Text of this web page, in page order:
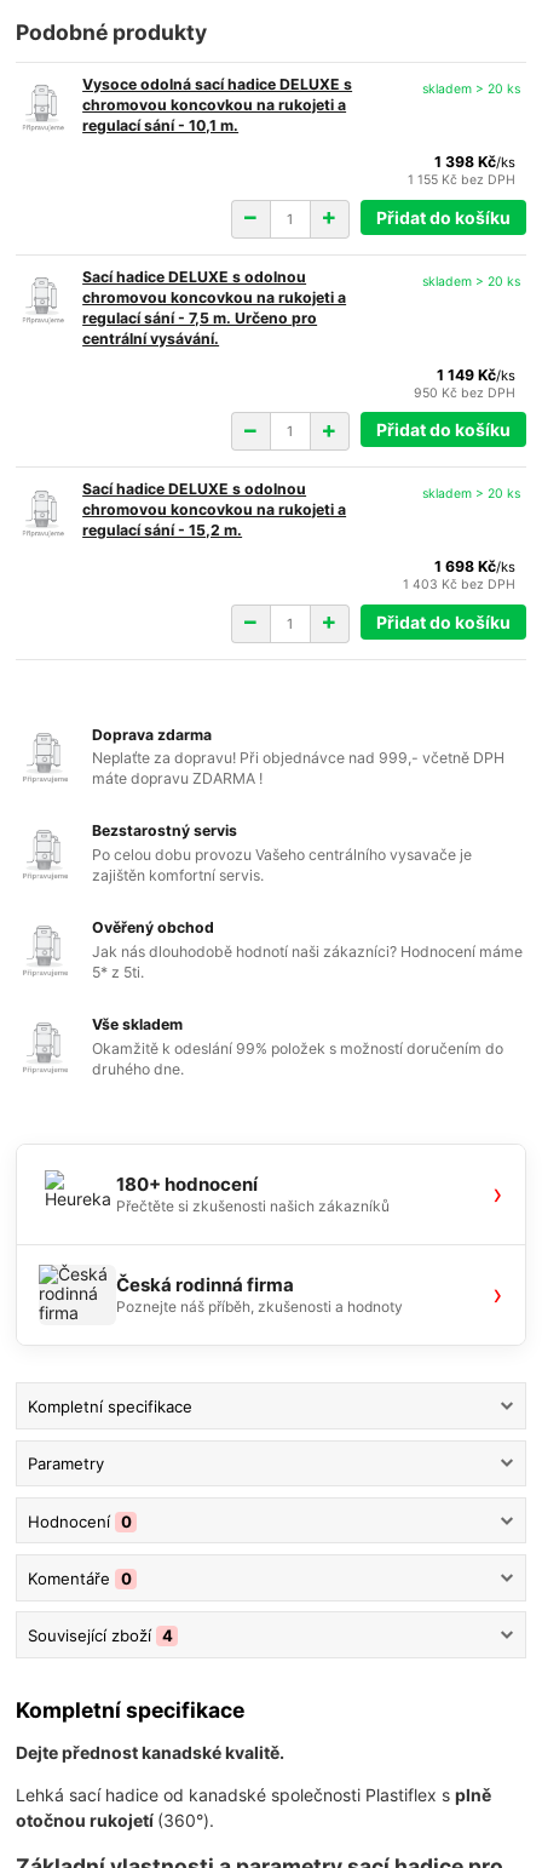
Podobné produkty
Vysoce odolná sací hadice DELUXE s
chromovou koncovkou na rukojeti a
regulací sání - 10,1 m.
1 398 Kč/ks
1 155 Kč bez DPH
skladem > 20 ks
Přidat do košíku
Sací hadice DELUXE s odolnou
chromovou koncovkou na rukojeti a
regulací sání - 7,5 m. Určeno pro
centrální vysávání.
1 149 Kč/ks
950 Kč bez DPH
skladem > 20 ks
Přidat do košíku
Sací hadice DELUXE s odolnou
chromovou koncovkou na rukojeti a
regulací sání - 15,2 m.
1 698 Kč/ks
1 403 Kč bez DPH
skladem > 20 ks
Přidat do košíku
Doprava zdarma
Neplaťte za dopravu! Při objednávce nad 999,- včetně DPH
máte dopravu ZDARMA !
Bezstarostný servis
Po celou dobu provozu Vašeho centrálního vysavače je
zajištěn komfortní servis.
Ověřený obchod
Jak nás dlouhodobě hodnotí naši zákazníci? Hodnocení máme
5* z 5ti.
Vše skladem
Okamžitě k odeslání 99% položek s možností doručením do
druhého dne.
180+ hodnocení
Přečtěte si zkušenosti našich zákazníků ›
Česká rodinná firma
Poznejte náš příběh, zkušenosti a hodnoty ›
Kompletní specifikace
Parametry
Hodnocení 0
Komentáře 0
Související zboží 4
Kompletní specifikace
Dejte přednost kanadské kvalitě.
Lehká sací hadice od kanadské společnosti Plastiflex splně
otočnou rukojetí (360°).